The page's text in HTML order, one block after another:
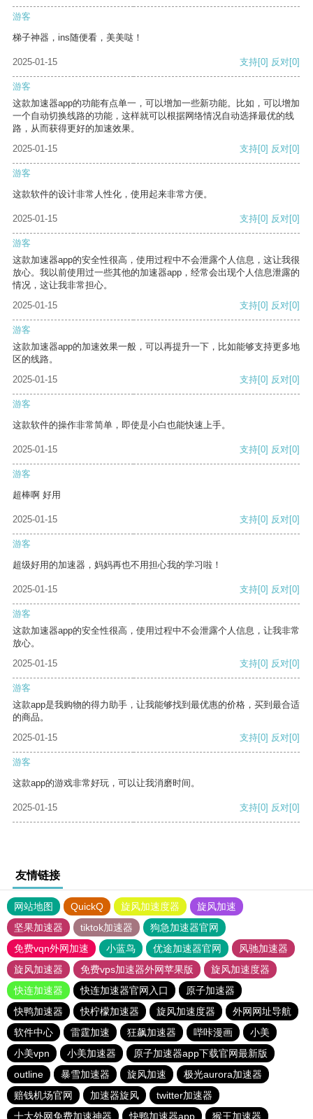
游客
梯子神器，ins随便看，美美哒！
2025-01-15 支持[0] 反对[0]
游客
这款加速器app的功能有点单一，可以增加一些新功能。比如，可以增加
一个自动切换线路的功能，这样就可以根据网络情况自动选择最优的线
路，从而获得更好的加速效果。
2025-01-15
支持[0] 反对[0]
游客
这款软件的设计非常人性化，使用起来非常方便。
2025-01-15 支持[0] 反对[0]
游客
这款加速器app的安全性很高，使用过程中不会泄露个人信息，这让我很
放心。我以前使用过一些其他的加速器app，经常会出现个人信息泄露的
情况，这让我非常担心。
2025-01-15
支持[0] 反对[0]
游客
这款加速器app的加速效果一般，可以再提升一下，比如能够支持更多地
区的线路。
2025-01-15
支持[0] 反对[0]
游客
这款软件的操作非常简单，即使是小白也能快速上手。
2025-01-15 支持[0] 反对[0]
游客
超棒啊 好用
2025-01-15 支持[0] 反对[0]
游客
超级好用的加速器，妈妈再也不用担心我的学习啦！
2025-01-15 支持[0] 反对[0]
游客
这款加速器app的安全性很高，使用过程中不会泄露个人信息，让我非常
放心。
2025-01-15
支持[0] 反对[0]
游客
这款app是我购物的得力助手，让我能够找到最优惠的价格，买到最合适
的商品。
2025-01-15
支持[0] 反对[0]
游客
这款app的游戏非常好玩，可以让我消磨时间。
2025-01-15 支持[0] 反对[0]
友情链接
网站地图 QuickQ 旋风加速度器
旋风加速
坚果加速器
tiktok加速器
狗急加速器官网
免费vqn外网加速
小蓝鸟 优途加速器官网
风驰加速器
旋风加速器
免费vps加速器外网苹果版
旋风加速度器
快连加速器
快连加速器官网入口
原子加速器
快鸭加速器
快柠檬加速器 旋风加速度器
外网网址导航
软件中心
雷霆加速 狂飙加速器 哔咔漫画
小美
小美vpn
小美加速器
原子加速器app下载官网最新版
outline
暴雪加速器 旋风加速
极光aurora加速器
赔钱机场官网
加速器旋风
twitter加速器
十大外网免费加速神器
快鸭加速器app 猴王加速器